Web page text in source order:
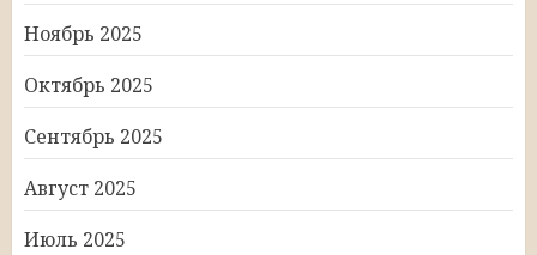
Ноябрь 2025
Октябрь 2025
Сентябрь 2025
Август 2025
Июль 2025